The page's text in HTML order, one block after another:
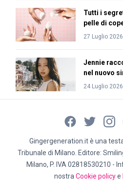
Tutti i
pelle di
27 Luglio 2026
Jennie
nel nuovo
24 Luglio 2026
Gingergeneration.it è una
Tribunale di Milano. Editore:
Milano, P. IVA 02818530210 -
nostra Cookie policye